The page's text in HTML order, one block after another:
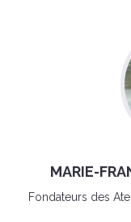
MARIE-
Fondateurs des